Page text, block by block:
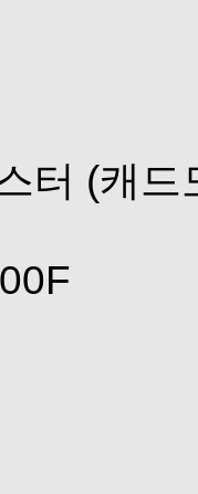
터 (캐드